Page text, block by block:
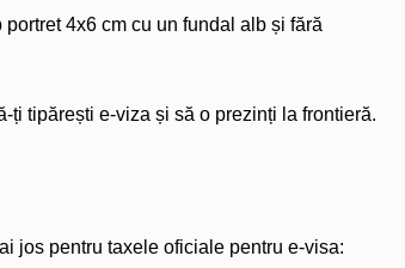
4x6 cm cu un fundal alb și fără
ți tipărești e-viza și să o prezinți la frontieră.
jos pentru taxele oficiale pentru e-visa: